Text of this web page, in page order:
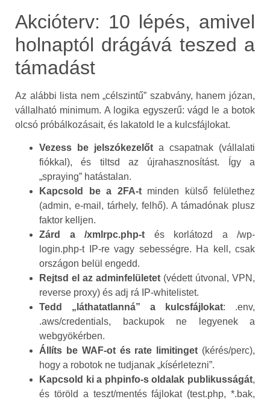
Akcióterv: 10 lépés, amivel
holnaptól drágává teszed a
támadást
Az alábbi lista nem „célszintű” szabvány, hanem józan,
vállalható minimum. A logika egyszerű: vágd le a botok
olcsó próbálkozásait, és lakatold le a kulcsfájlokat.
Vezess be jelszókezelőt a csapatnak (vállalati
fiókkal), és tiltsd az újrahasznosítást. Így a
„spraying” hatástalan.
Kapcsold be a 2FA‑tminden külső felülethez
(admin, e‑mail, tárhely, felhő). A támadónak plusz
faktor kelljen.
Zárd a /xmlrpc.php‑t és korlátozd a /wp-
login.php-t IP‑re vagy sebességre. Ha kell, csak
országon belül engedd.
Rejtsd el az adminfelületet (védett útvonal, VPN,
reverse proxy) és adj rá IP‑whitelistet.
Tedd „láthatatlanná” a kulcsfájlokat: .env,
.aws/credentials, backupok ne legyenek a
webgyökérben.
Állíts be WAF‑ot és rate limitinget (kérés/perc),
hogy a robotok ne tudjanak „kísérletezni”.
Kapcsold ki a phpinfo‑s oldalak publikusságát,
és töröld a teszt/mentés fájlokat (test.php, *.bak,